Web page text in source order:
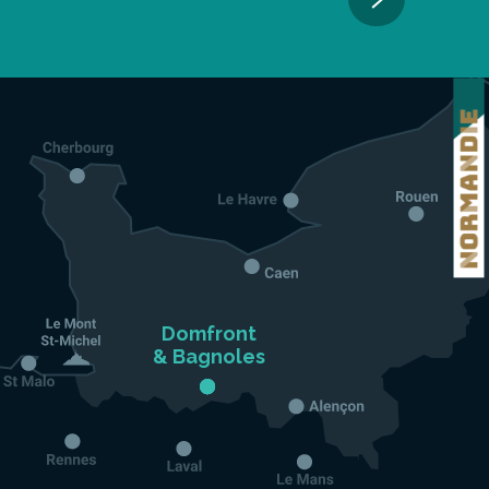
Domfront
& Bagnoles